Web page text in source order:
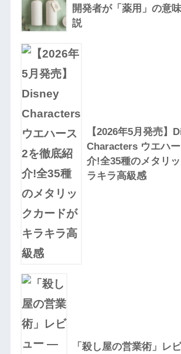
開発者が「薬用」の意
説
【2026年5月発売】
Characters ウエハ
介!全35種のメタリ
ラキラ高級感
「殺し屋の営業術」レ